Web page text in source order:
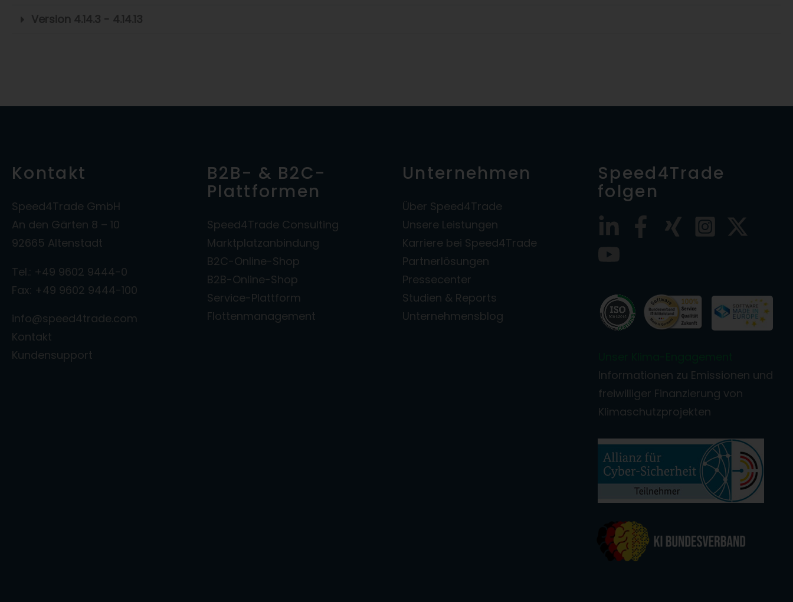
Version 4.14.3 - 4.14.13
Kontakt
Speed4Trade GmbH
An den Gärten 8 – 10
92665 Altenstadt
Tel.: +49 9602 9444-0
Fax: +49 9602 9444-100
info@speed4trade.com
Kontakt
Kundensupport
B2B- & B2C-
Plattformen
Speed4Trade Consulting
Marktplatzanbindung
B2C-Online-Shop
B2B-Online-Shop
Service-Plattform
Flottenmanagement
Unternehmen
Über Speed4Trade
Unsere Leistungen
Karriere bei Speed4Trade
Partnerlösungen
Pressecenter
Studien & Reports
Unternehmensblog
Speed4Trade
folgen
Informationen zu Emissionen und
freiwilliger Finanzierung von
Klimaschutzprojekten